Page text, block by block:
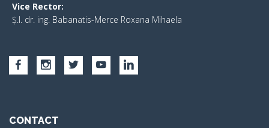
Vice Rector:
Ș.I. dr. ing. Babanatis-Merce Roxana Mihaela
CONTACT